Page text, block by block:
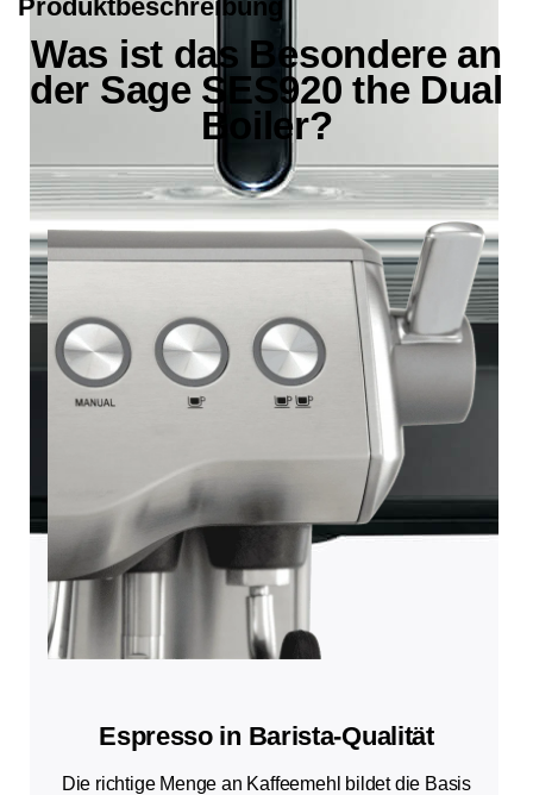
Produktbeschreibung
Was ist das Besondere an
der Sage SES920 the Dual
Boiler?
Espresso in Barista-Qualität
Die richtige Menge an Kaffeemehl bildet die Basis